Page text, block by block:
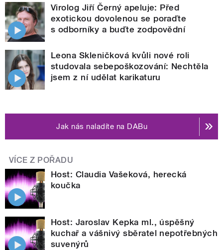
Virolog Jiří Černý apeluje: Před
exotickou dovolenou se poraďte
s odborníky a buďte zodpovědní
Leona Skleničková kvůli nové roli
studovala sebepoškozování: Nechtěla
jsem z ní udělat karikaturu
Jak nás naladíte na DABu
VÍCE Z POŘADU
Host: Claudia Vašeková, herecká
koučka
Host: Jaroslav Kepka ml., úspěšný
kuchař a vášnivý sběratel nepotřebných
suvenýrů